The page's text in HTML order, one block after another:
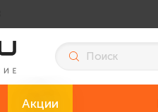
Акции